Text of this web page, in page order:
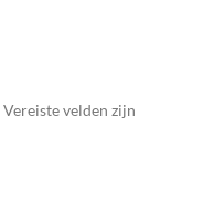
Vereiste velden zijn